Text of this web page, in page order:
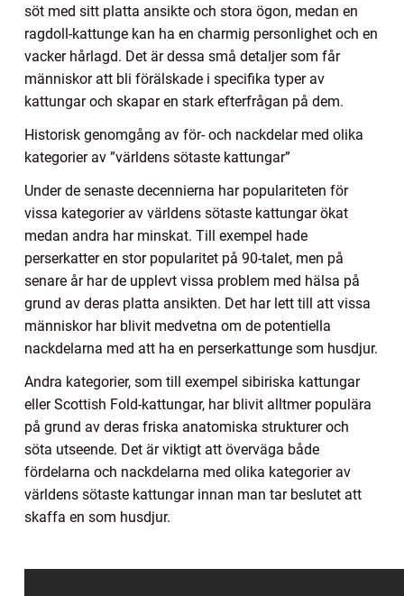
söt med sitt platta ansikte och stora ögon, medan en
ragdoll-kattunge kan ha en charmig personlighet och en
vacker hårlagd. Det är dessa små detaljer som får
människor att bli förälskade i specifika typer av
kattungar och skapar en stark efterfrågan på dem.
Historisk genomgång av för- och nackdelar med olika
kategorier av ”världens sötaste kattungar”
Under de senaste decennierna har populariteten för
vissa kategorier av världens sötaste kattungar ökat
medan andra har minskat. Till exempel hade
perserkatter en stor popularitet på 90-talet, men på
senare år har de upplevt vissa problem med hälsa på
grund av deras platta ansikten. Det har lett till att vissa
människor har blivit medvetna om de potentiella
nackdelarna med att ha en perserkattunge som husdjur.
Andra kategorier, som till exempel sibiriska kattungar
eller Scottish Fold-kattungar, har blivit alltmer populära
på grund av deras friska anatomiska strukturer och
söta utseende. Det är viktigt att överväga både
fördelarna och nackdelarna med olika kategorier av
världens sötaste kattungar innan man tar beslutet att
skaffa en som husdjur.